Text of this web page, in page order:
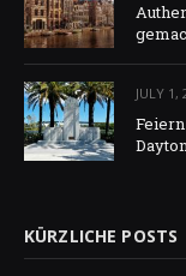
JULY 1,
KÜRZLICHE POSTS